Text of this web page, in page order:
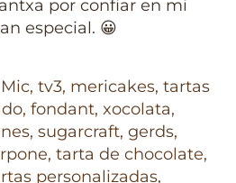
por confiar en mi
especial. 😀